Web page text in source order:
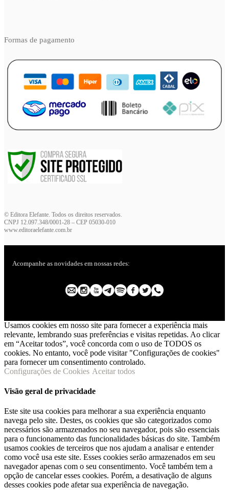
Formas de pagamento
© Editora Elefante. Todos os direitos reservados.
CNPJ 12.097.348/0001-28 – CEP 05030-010
www.editoraelefante.com.br
Acompanhe as novidades em nossas redes:
Usamos cookies em nosso site para fornecer a experiência mais
relevante, lembrando suas preferências e visitas repetidas. Ao clicar
em “Aceitar todos”, você concorda com o uso de TODOS os
cookies. No entanto, você pode visitar "Configurações de cookies"
para fornecer um consentimento controlado.
Configurações de Cookies Aceitar todos
Visão geral de privacidade
Este site usa cookies para melhorar a sua experiência enquanto
navega pelo site. Destes, os cookies que são categorizados como
necessários são armazenados no seu navegador, pois são essenciais
para o funcionamento das funcionalidades básicas do site. Também
usamos cookies de terceiros que nos ajudam a analisar e entender
como você usa este site. Esses cookies serão armazenados em seu
navegador apenas com o seu consentimento. Você também tem a
opção de cancelar esses cookies. Porém, a desativação de alguns
desses cookies pode afetar sua experiência de navegação.